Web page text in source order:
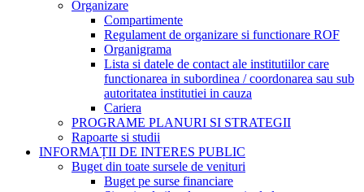
Organizare
Compartimente
Regulament de organizare si functionare ROF
Organigrama
Lista si datele de contact ale institutiilor care
functionarea in subordinea / coordonarea sau sub
autoritatea institutiei in cauza
Cariera
PROGRAME PLANURI SI STRATEGII
Rapoarte si studii
INFORMAȚII DE INTERES PUBLIC
Buget din toate sursele de venituri
Buget pe surse financiare